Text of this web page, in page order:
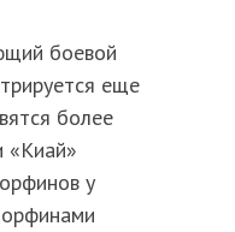
боевой
еще
более
«Киай»
у